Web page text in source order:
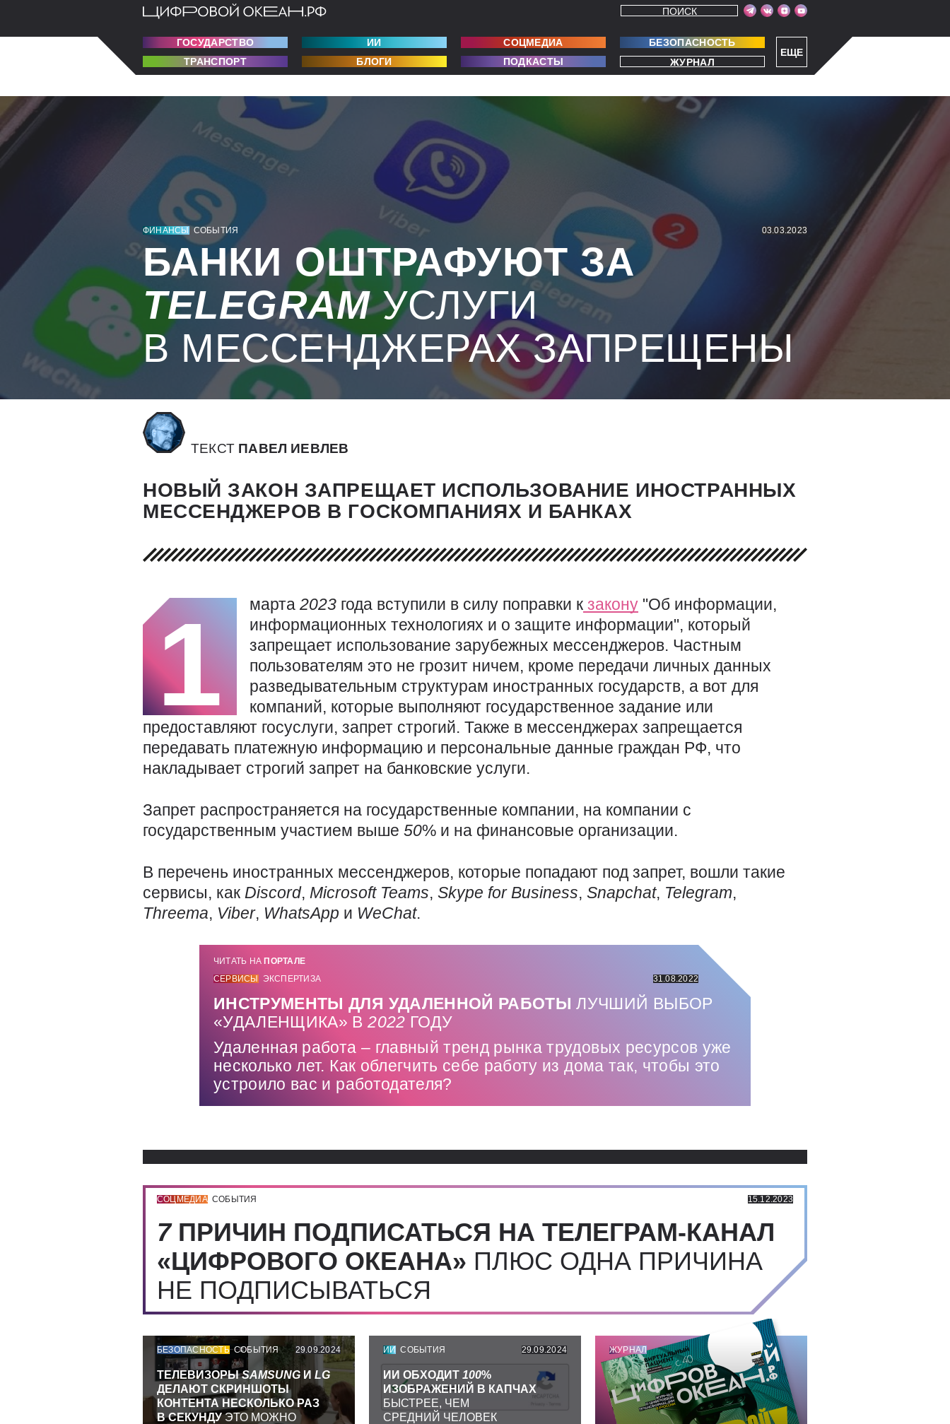
ЕЩЕ
ПОИСК
ГОСУДАРСТВО ИИ СОЦМЕДИА
БЕЗОПАСНОСТЬ
ТРАНСПОРТ
БЛОГИ ПОДКАСТЫ ЖУРНАЛ
ФИНАНСЫ СОБЫТИЯ 03.03.2023
БАНКИ ОШТРАФУЮТ ЗА
TELEGRAMУСЛУГИ
В МЕССЕНДЖЕРАХ ЗАПРЕЩЕНЫ
ТЕКСТ ПАВЕЛ ИЕВЛЕВ
НОВЫЙ ЗАКОН ЗАПРЕЩАЕТ ИСПОЛЬЗОВАНИЕ ИНОСТРАННЫХ
МЕССЕНДЖЕРОВ В ГОСКОМПАНИЯХ И БАНКАХ
1 марта 2023 года вступили в силу поправки к закону "Об информации,
информационных технологиях и о защите информации", который
запрещает использование зарубежных мессенджеров. Частным
пользователям это не грозит ничем, кроме передачи личных данных
разведывательным структурам иностранных государств, а вот для
компаний, которые выполняют государственное задание или
предоставляют госуслуги, запрет строгий. Также в мессенджерах запрещается
передавать платежную информацию и персональные данные граждан РФ, что
накладывает строгий запрет на банковские услуги.
Запрет распространяется на государственные компании, на компании с
государственным участием выше 50% и на финансовые организации.
В перечень иностранных мессенджеров, которые попадают под запрет, вошли такие
сервисы, как Discord, Microsoft Teams, Skype for Business, Snapchat, Telegram,
Threema, Viber, WhatsApp и WeChat.
ЧИТАТЬ НА ПОРТАЛЕ
СЕРВИСЫ
ЭКСПЕРТИЗА 31.08.2022
ИНСТРУМЕНТЫ ДЛЯ УДАЛЕННОЙ РАБОТЫ ЛУЧШИЙ ВЫБОР
«УДАЛЕНЩИКА» В2022 ГОДУ
Удаленная работа – главный тренд рынка трудовых ресурсов уже
несколько лет. Как облегчить себе работу из дома так, чтобы это
устроило вас и работодателя?
СОЦМЕДИА СОБЫТИЯ 15.12.2023
7 ПРИЧИН ПОДПИСАТЬСЯ НА ТЕЛЕГРАМ-КАНАЛ
«ЦИФРОВОГО ОКЕАНА» ПЛЮС ОДНА ПРИЧИНА
НЕ ПОДПИСЫВАТЬСЯ
БЕЗОПАСНОСТЬ СОБЫТИЯ 29.09.2024
ТЕЛЕВИЗОРЫSAMSUNG И LG
ДЕЛАЮТ СКРИНШОТЫ
КОНТЕНТА НЕСКОЛЬКО РАЗ
В СЕКУНДУЭТО МОЖНО
ИИ СОБЫТИЯ 29.09.2024
ИИ ОБХОДИТ 100%
ИЗОБРАЖЕНИЙ В КАПЧАХ
БЫСТРЕЕ, ЧЕМ
СРЕДНИЙ ЧЕЛОВЕК
ЖУРНАЛ